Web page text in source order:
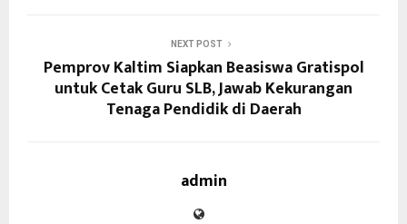
NEXT POST
Pemprov Kaltim Siapkan Beasiswa Gratispol
untuk Cetak Guru SLB, Jawab Kekurangan
Tenaga Pendidik di Daerah
admin